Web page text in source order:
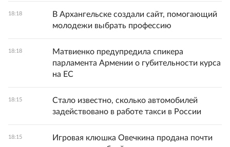
18:18
В Архангельске создали сайт, помогающий
молодежи выбрать профессию
18:18
Матвиенко предупредила спикера
парламента Армении о губительности курса
на ЕС
18:15
Стало известно, сколько автомобилей
задействовано в работе такси в России
18:15
Игровая клюшка Овечкина продана почти